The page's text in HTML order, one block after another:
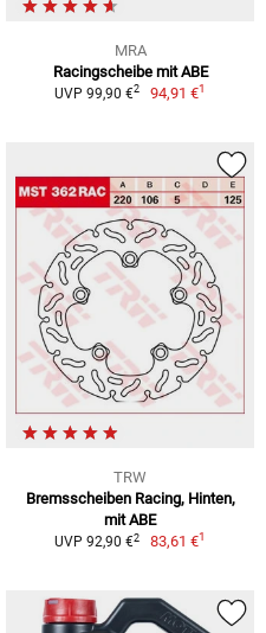
MRA
Racingscheibe mit ABE
UVP 99,90 €2 94,91 €1
TRW
Bremsscheiben Racing, Hinten,
mit ABE
UVP 92,90 €2 83,61 €1